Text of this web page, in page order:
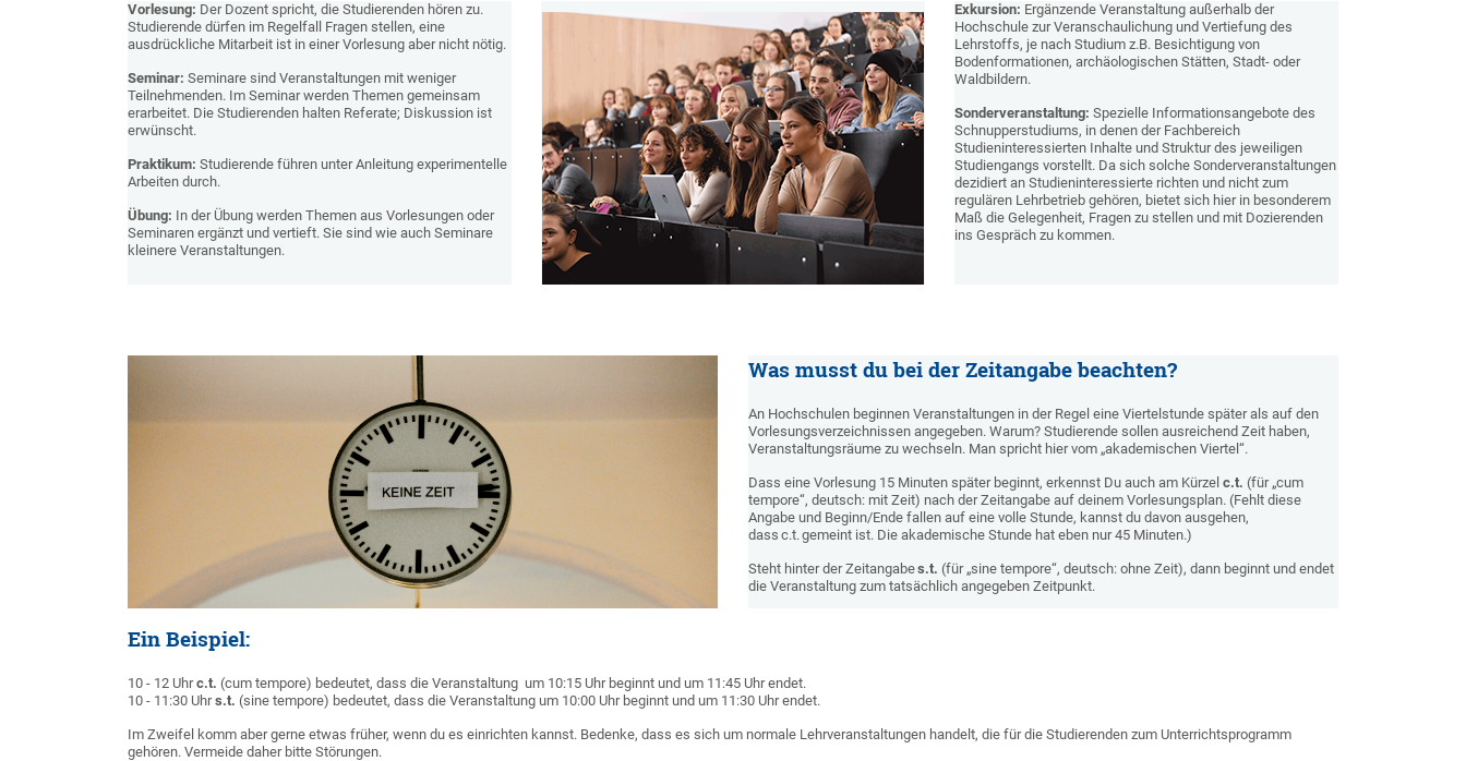
Vorlesung: Der Dozent spricht, die Studierenden hören zu.
Studierende dürfen im Regelfall Fragen stellen, eine
ausdrückliche Mitarbeit ist in einer Vorlesung aber nicht nötig.
Seminar: Seminare sind Veranstaltungen mit weniger
Teilnehmenden. Im Seminar werden Themen gemeinsam
erarbeitet. Die Studierenden halten Referate; Diskussion ist
erwünscht.
Praktikum: Studierende führen unter Anleitung experimentelle
Arbeiten durch.
Übung: In der Übung werden Themen aus Vorlesungen oder
Seminaren ergänzt und vertieft. Sie sind wie auch Seminare
kleinere Veranstaltungen.
Exkursion: Ergänzende Veranstaltung außerhalb der
Hochschule zur Veranschaulichung und Vertiefung des
Lehrstoffs, je nach Studium z.B. Besichtigung von
Bodenformationen, archäologischen Stätten, Stadt- oder
Waldbildern.
Sonderveranstaltung: Spezielle Informationsangebote des
Schnupperstudiums, in denen der Fachbereich
Studieninteressierten Inhalte und Struktur des jeweiligen
Studiengangs vorstellt. Da sich solche Sonderveranstaltungen
dezidiert an Studieninteressierte richten und nicht zum
regulären Lehrbetrieb gehören, bietet sich hier in besonderem
Maß die Gelegenheit, Fragen zu stellen und mit Dozierenden
ins Gespräch zu kommen.
Was musst du bei der Zeitangabe beachten?
An Hochschulen beginnen Veranstaltungen in der Regel eine Viertelstunde später als auf den
Vorlesungsverzeichnissen angegeben. Warum? Studierende sollen ausreichend Zeit haben,
Veranstaltungsräume zu wechseln. Man spricht hier vom „akademischen Viertel“.
Dass eine Vorlesung 15 Minuten später beginnt, erkennst Du auch am Kürzel c.t. (für „cum
tempore“, deutsch: mit Zeit) nach der Zeitangabe auf deinem Vorlesungsplan. (Fehlt diese
Angabe und Beginn/Ende fallen auf eine volle Stunde, kannst du davon ausgehen,
dass c.t. gemeint ist. Die akademische Stunde hat eben nur 45 Minuten.)
Steht hinter der Zeitangabes.t. (für „sine tempore“, deutsch: ohne Zeit), dann beginnt und endet
die Veranstaltung zum tatsächlich angegeben Zeitpunkt.
Ein Beispiel:
10 - 12 Uhrc.t. (cum tempore) bedeutet, dass die Veranstaltung um 10:15 Uhr beginnt und um 11:45 Uhr endet.
10 - 11:30 Uhrs.t. (sine tempore) bedeutet, dass die Veranstaltung um 10:00 Uhr beginnt und um 11:30 Uhr endet.
Im Zweifel komm aber gerne etwas früher, wenn du es einrichten kannst. Bedenke, dass es sich um normale Lehrveranstaltungen handelt, die für die Studierenden zum Unterrichtsprogramm
gehören. Vermeide daher bitte Störungen.